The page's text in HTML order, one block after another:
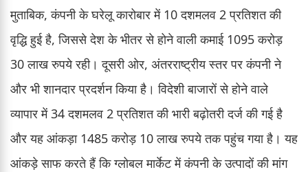
मुताबिक, कंपनी के घरेलू कारोबार में 10 दशमलव 2 प्रतिशत की
वृद्धि हुई है, जिससे देश के भीतर से होने वाली कमाई 1095 करोड़
30 लाख रुपये रही। दूसरी ओर, अंतरराष्ट्रीय स्तर पर कंपनी ने
और भी शानदार प्रदर्शन किया है। विदेशी बाजारों से होने वाले
व्यापार में 34 दशमलव 2 प्रतिशत की भारी बढ़ोतरी दर्ज की गई है
और यह आंकड़ा 1485 करोड़ 10 लाख रुपये तक पहुंच गया है। यह
आंकड़े साफ करते हैं कि ग्लोबल मार्केट में कंपनी के उत्पादों की मांग